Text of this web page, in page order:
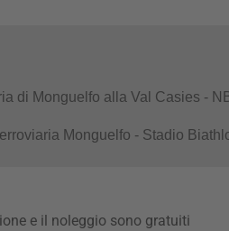
di Monguelfo alla Val Casies -
Monguelfo - Stadio
e il noleggio sono gratuiti